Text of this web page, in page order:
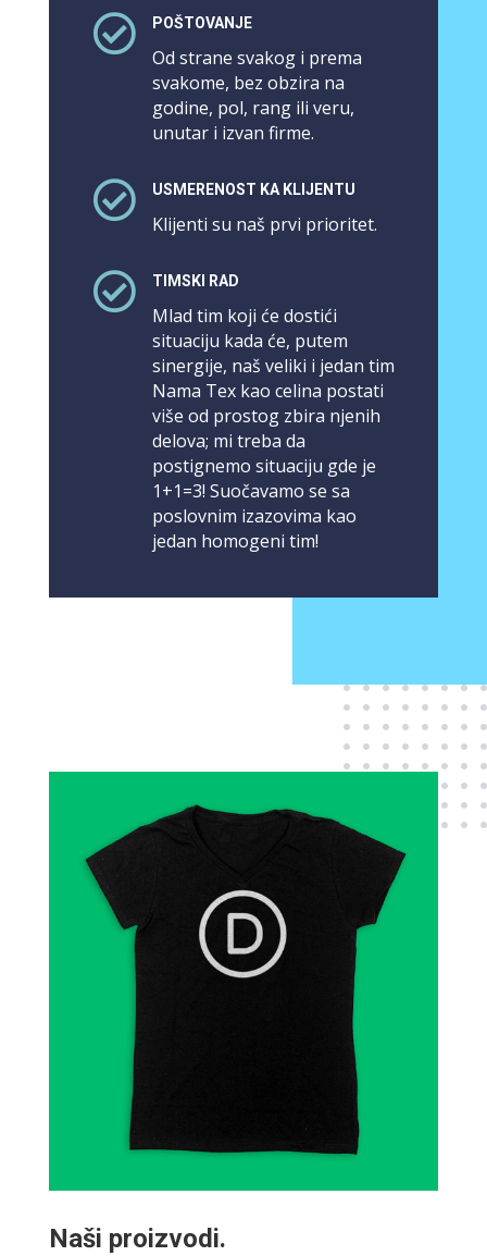
 POŠTOVANJE
Od strane svakog i prema
svakome, bez obzira na
godine, pol, rang ili veru,
unutar i izvan firme.
 USMERENOST KA KLIJENTU
Klijenti su naš prvi prioritet.
 TIMSKI RAD
Mlad tim koji će dostići
situaciju kada će, putem
sinergije, naš veliki i jedan tim
Nama Tex kao celina postati
više od prostog zbira njenih
delova; mi treba da
postignemo situaciju gde je
1+1=3! Suočavamo se sa
poslovnim izazovima kao
jedan homogeni tim!
Naši proizvodi.